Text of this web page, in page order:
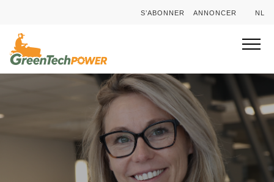
S’ABONNER ANNONCER NL